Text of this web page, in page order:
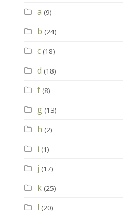
a (9)
b (24)
c (18)
d (18)
f (8)
g (13)
h (2)
i (1)
j (17)
k (25)
l (20)